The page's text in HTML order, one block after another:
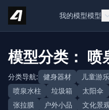
Skip to content
我的模型模型
模型分类： 喷
分类导航: 健身器材 儿童游
喷泉水柱
垃圾箱 太阳伞
张拉膜
户外小品 文化景